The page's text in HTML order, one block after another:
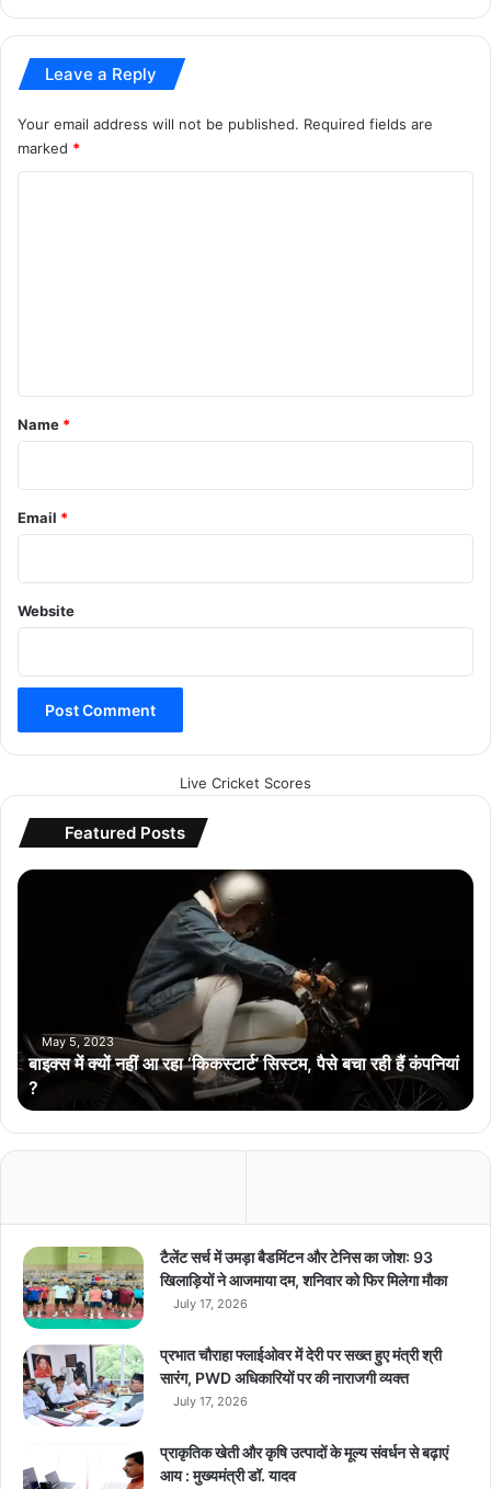
Leave a Reply
Your email address will not be published. Required fields are
marked *
*
Name *
Email *
Website
Live Cricket Scores
Featured Posts
बा
आ
र
कि
’
सि
स्ट
म
से
ब
चा
हैं
May 5, 2023
बाइक्स में क्यों नहीं आ रहा ‘किकस्टार्ट’ सिस्टम, पैसे बचा रही हैं कंपनियां
?
टैलेंट सर्च में उमड़ा बैडमिंटन और टेनिस का जोश: 93
खिलाड़ियों ने आजमाया दम, शनिवार को फिर मिलेगा मौका
July 17, 2026
प्रभात चौराहा फ्लाईओवर में देरी पर सख्त हुए मंत्री श्री
सारंग, PWD अधिकारियों पर की नाराजगी व्यक्त
July 17, 2026
प्राकृतिक खेती और कृषि उत्पादों के मूल्य संवर्धन से बढ़ाएं
आय : मुख्यमंत्री डॉ. यादव